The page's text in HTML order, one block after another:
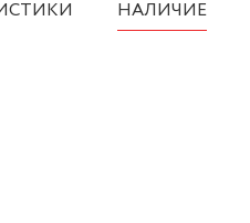
НАЛИЧИЕ